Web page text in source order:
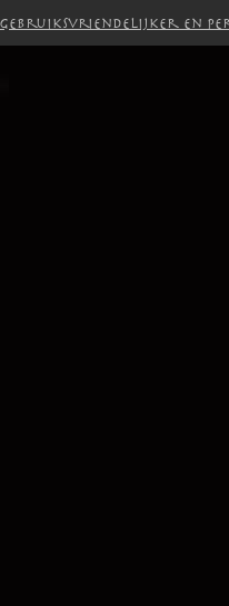
gebruiksvriendelijker en